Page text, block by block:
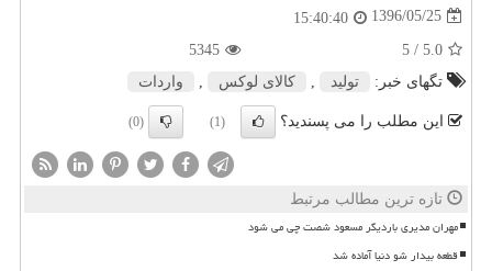
1396/05/25
15:40:40
5.0
/ 5
5345
تگهای خبر:
تولید كالای لوكس واردات
این مطلب را می پسندید؟ (1)
(0)
تازه ترین مطالب مرتبط
مهران مدیری باردیگر مسعود شصت چی می شود
قطعه بیدار شو دنیا آماده شد